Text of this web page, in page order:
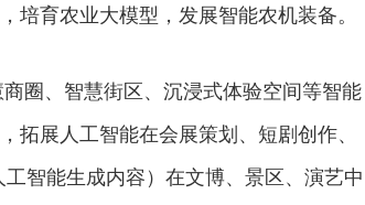
培育农业大模型，发展智能农机装备。
圈、智慧街区、沉浸式体验空间等智能
拓展人工智能在会展策划、短剧创作、
智能生成内容）在文博、景区、演艺中